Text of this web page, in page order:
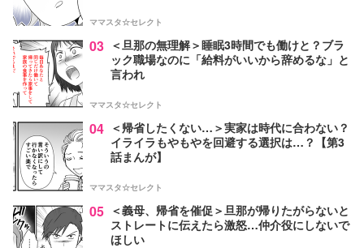
ママスタ☆セレクト
03 ＜旦那の無理解＞睡眠3時間でも働けと？ブラ
ック職場なのに「給料がいいから辞めるな」と
言われ
ママスタ☆セレクト
04 ＜帰省したくない…＞実家は時代に合わない？
イライラもやもやを回避する選択は…？【第3
話まんが】
ママスタ☆セレクト
05 ＜義母、帰省を催促＞旦那が帰りたがらないと
ストレートに伝えたら激怒…仲介役にしないで
ほしい